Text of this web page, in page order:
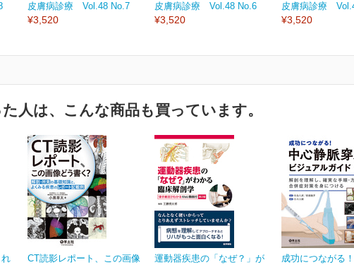
皮膚病診療 Vol.48 No.7
¥3,520
皮膚病診療 Vol.48 No.6
¥3,520
皮膚病診療
¥3,520
人は、こんな商品も買っています。
CT読影レポート、この画像
運動器疾患の「なぜ？」が
成功につながる